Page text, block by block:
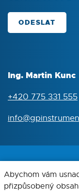
ODESLAT
Ing. Martin Kunc
+420 775 331 555
Abychom vám
přizpůsobený